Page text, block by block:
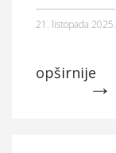
21. listopada 2025.
opširnije